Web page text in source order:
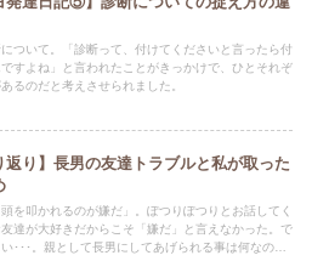
ついて。「診断って、付けてくださいと言ったら付
すよね」と言われたことがきっかけで、ひとそれぞ
るのだと考えさせられました。
返り】長男の友達トラブルと私が取った
頭を叩かれるのが嫌だ」。ぽつりぽつりとお話してく
達が大好きだからこそ「嫌だ」と言えなかった。で
･･･。親として長男にしてあげられる事は何なのだ